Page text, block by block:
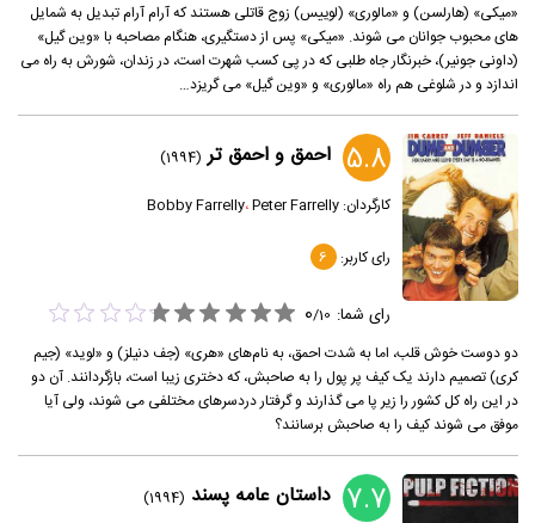
«میکی» (هارلسن) و «مالوری» (لوییس) زوج قاتلی هستند که آرام آرام تبدیل به شمایل
های محبوب جوانان می شوند. «میکی» پس از دستگیری، هنگام مصاحبه با «وین گیل»
(داونی جونیر)، خبرنگار جاه طلبی که در پی کسب شهرت است، در زندان، شورش به راه می
اندازد و در شلوغی هم راه «مالوری» و «وین گیل» می گریزد…
5.8 احمق و احمق تر (1994)
کارگردان:
Bobby Farrelly،Peter Farrelly
رای کاربر: 6
رای شما: 0/10
دو دوست خوش قلب، اما به شدت احمق، به نام‌های «هری» (جف دنیلز) و «لوید» (جیم
کری) تصمیم دارند یک کیف پر پول را به صاحبش، که دختری زیبا است، بازگردانند. آن دو
در این راه کل کشور را زیر پا می گذارند و گرفتار دردسرهای مختلفی می شوند، ولی آیا
موفق می شوند کیف را به صاحبش برسانند؟
7.7 داستان عامه پسند (1994)